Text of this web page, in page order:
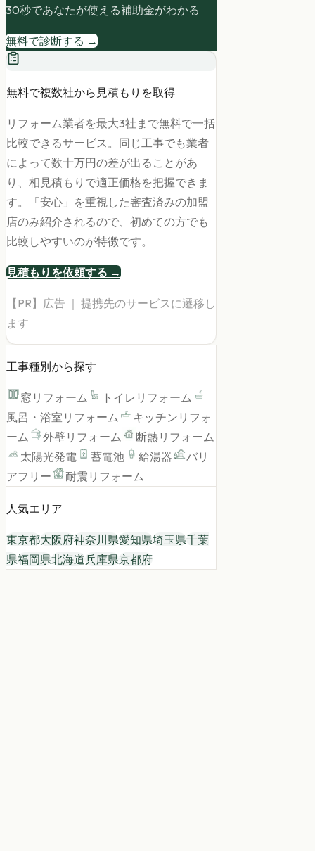
30秒であなたが使える補助金がわかる
無料で診断する →
無料で複数社から見積もりを取得
リフォーム業者を最大3社まで無料で一括
比較できるサービス。同じ工事でも業者
によって数十万円の差が出ることがあ
り、相見積もりで適正価格を把握できま
す。「安心」を重視した審査済みの加盟
店のみ紹介されるので、初めての方でも
比較しやすいのが特徴です。
見積もりを依頼する →
【PR】広告 ｜ 提携先のサービスに遷移し
ます
工事種別から探す
窓リフォーム
トイレリフォーム
風呂・浴室リフォーム
キッチンリフォ
ーム
外壁リフォーム
断熱リフォーム
太陽光発電
蓄電池 給湯器
バリ
アフリー
耐震リフォーム
人気エリア
東京都大阪府神奈川県愛知県埼玉県千葉
県福岡県北海道兵庫県京都府